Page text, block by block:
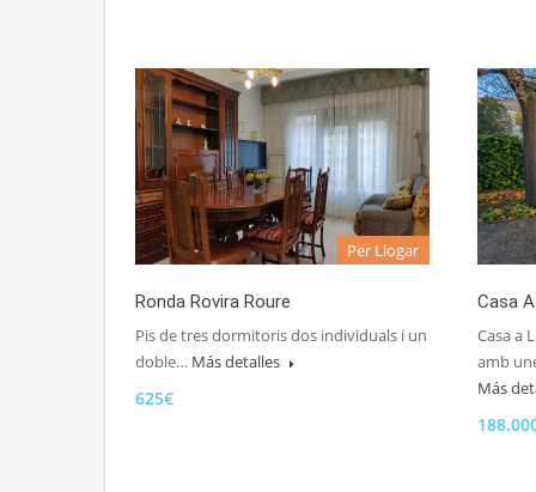
Per Llogar
Ronda Rovira Roure
Pis de tres dormitoris dos individuals i un
doble… Más detalles
625€
Casa
Casa a
amb
Más